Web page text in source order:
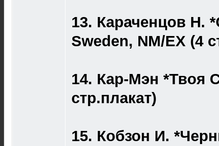
13. Караченцов Н.
Sweden, NM/EX (4
14. Кар-Мэн *Твоя
стр.плакат)
15. Кобзон И.